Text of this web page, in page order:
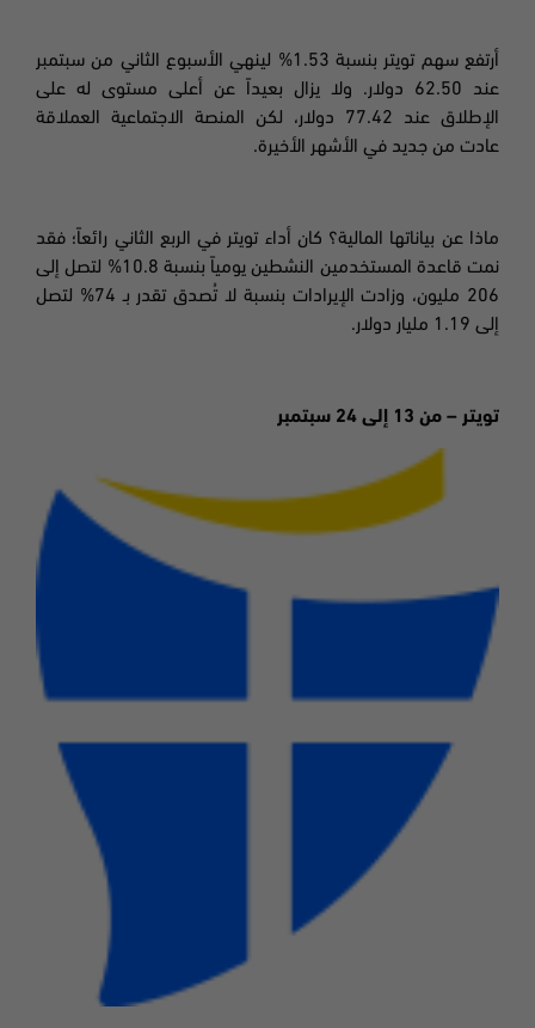
أرتفع سهم تويتر بنسبة 1.53 % لينهي الأسبوع الثاني من سبتمبر
عند 62.50 دولار. ولا يزال بعيداً عن أعلى مستوى له على
الإطلاق عند 77.42 دولار، لكن المنصة الاجتماعية العملاقة
عادت من جديد في الأشهر الأخيرة.
ماذا عن بياناتها المالية؟ كان أداء تويتر في الربع الثاني رائعاً؛ فقد
نمت قاعدة المستخدمين النشطين يومياً بنسبة 10.8
% لتصل إلى
206 مليون، وزادت الإيرادات بنسبة لا تُصدق تقدر بـ 74% لتصل
إلى 1.19 مليار دولار.
تويتر – من 13 إلى 24 سبتمبر